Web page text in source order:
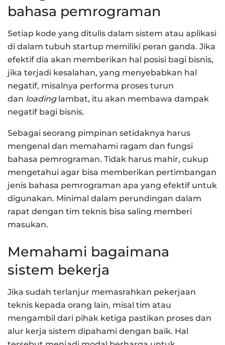
bahasa pemrograman
Setiap kode yang ditulis dalam sistem atau aplikasi
di dalam tubuh startup memiliki peran ganda. Jika
efektif dia akan memberikan hal posisi bagi bisnis,
jika terjadi kesalahan, yang menyebabkan hal
negatif, misalnya performa proses turun
dan loadinglambat, itu akan membawa dampak
negatif bagi bisnis.
Sebagai seorang pimpinan setidaknya harus
mengenal dan memahami ragam dan fungsi
bahasa pemrograman. Tidak harus mahir, cukup
mengetahui agar bisa memberikan pertimbangan
jenis bahasa pemrograman apa yang efektif untuk
digunakan. Minimal dalam perundingan dalam
rapat dengan tim teknis bisa saling memberi
masukan.
Memahami bagaimana
sistem bekerja
Jika sudah terlanjur memasrahkan pekerjaan
teknis kepada orang lain, misal tim atau
mengambil dari pihak ketiga pastikan proses dan
alur kerja sistem dipahami dengan baik. Hal